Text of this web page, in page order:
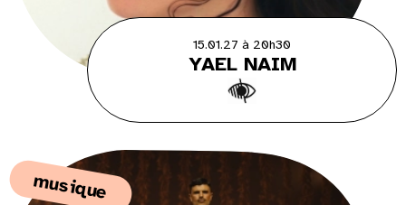
15.01.27 à 20h30
YAEL NAIM
musique